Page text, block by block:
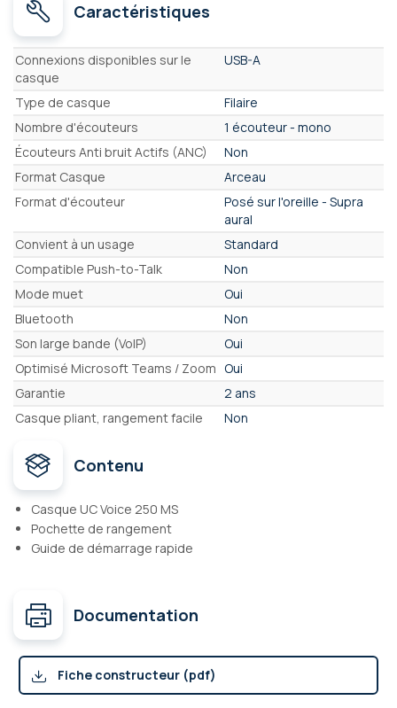
Caractéristiques
Caractéristiques
Connexions disponibles sur le
casque
USB-A
Type de casque
Filaire
Nombre d'écouteurs
1 écouteur - mono
Écouteurs Anti bruit Actifs (ANC)
Non
Format Casque
Arceau
Format d'écouteur
Posé sur l'oreille - Supra
aural
Convient à un usage
Standard
Compatible Push-to-Talk
Non
Mode muet
Oui
Bluetooth
Non
Son large bande (VoIP)
Oui
Optimisé Microsoft Teams / Zoom Oui
Garantie
2 ans
Casque pliant, rangement facile
Non
Contenu
Casque UC Voice 250 MS
Pochette de rangement
Guide de démarrage rapide
Documentation
Fiche constructeur (pdf)